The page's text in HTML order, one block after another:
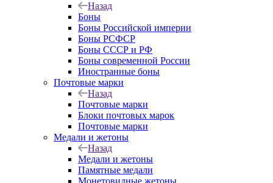
Назад
Боны
Боны Российской империи
Боны РСФСР
Боны СССР и РФ
Боны современной России
Иностранные боны
Почтовые марки
Назад
Почтовые марки
Блоки почтовых марок
Почтовые марки
Медали и жетоны
Назад
Медали и жетоны
Памятные медали
Монетовидные жетоны